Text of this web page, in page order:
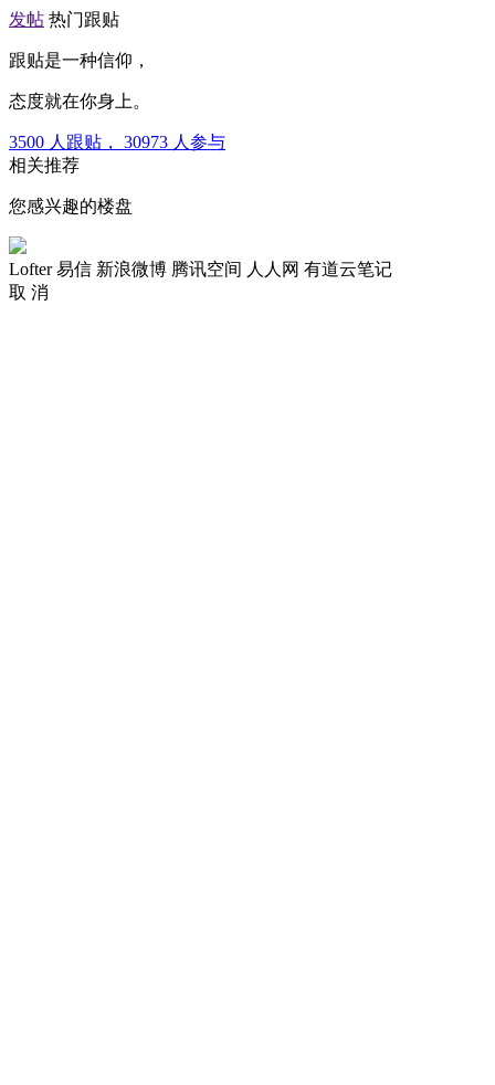
发帖 热门跟贴
跟贴是一种信仰，
态度就在你身上。
3500 人跟贴， 30973 人参与
相关推荐
您感兴趣的楼盘
Lofter 易信 新浪微博 腾讯空间 人人网 有道云笔记
取 消